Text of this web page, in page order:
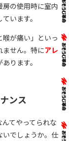
の使用時に室内
います。
喉が痛い」といっ
ません。特にアレ
ります。
ンス
てやってられな
いでしょうか。仕